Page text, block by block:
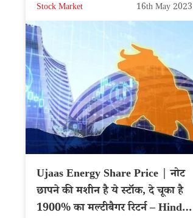
Stock Market 16th May 2023
Ujaas Energy Share Price | नोट
छापने की मशीन है ये स्टॉक, दे चूका है
1900% का मल्टीबैगर रिटर्न – Hindi